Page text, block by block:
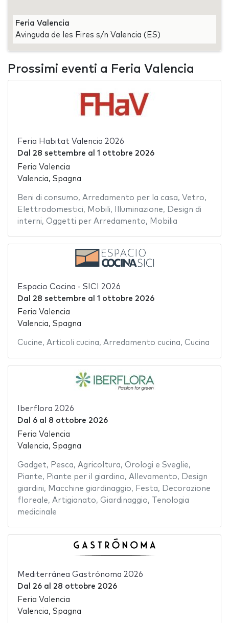
Feria Valencia
Avinguda de les Fires s/n Valencia (ES)
Prossimi eventi a Feria Valencia
Feria Habitat Valencia 2026
Dal 28 settembre al 1 ottobre 2026
Feria Valencia
Valencia, Spagna
Beni di consumo, Arredamento per la casa, Vetro,
Elettrodomestici, Mobili, Illuminazione,
Design di
interni, Oggetti per Arredamento, Mobilia
Espacio Cocina - SICI 2026
Dal 28 settembre al 1 ottobre 2026
Feria Valencia
Valencia, Spagna
Cucine, Articoli cucina, Arredamento cucina, Cucina
Iberflora 2026
Dal 6al 8 ottobre 2026
Feria Valencia
Valencia, Spagna
Gadget, Pesca, Agricoltura, Orologi e Sveglie,
Piante, Piante per il giardino, Allevamento,
Design
giardini, Macchine giardinaggio, Festa,
Decorazione
floreale, Artigianato, Giardinaggio,
Tenologia
medicinale
Mediterránea Gastrónoma 2026
Dal 26al 28 ottobre 2026
Feria Valencia
Valencia, Spagna